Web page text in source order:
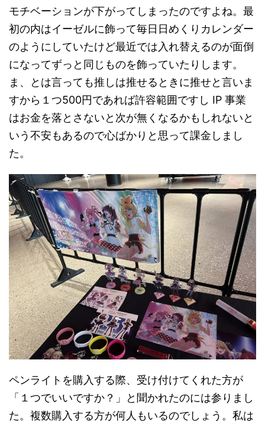
モチベーションが下がってしまったのですよね。最
初の内はイーゼルに飾って毎日日めくりカレンダー
のようにしていたけど最近では入れ替えるのが面倒
になってずっと同じものを飾っていたりします。
ま、とは言っても推しは推せるときに推せと言いま
すから１つ500円であれば許容範囲ですし IP 事業
はお金を落とさないと次が無くなるかもしれないと
いう不安もあるので心ばかりと思って課金しまし
た。
ペンライトを購入する際、受け付けてくれた方が
「１つでいいですか？」と聞かれたのには参りまし
た。複数購入する方が何人もいるのでしょう。私は